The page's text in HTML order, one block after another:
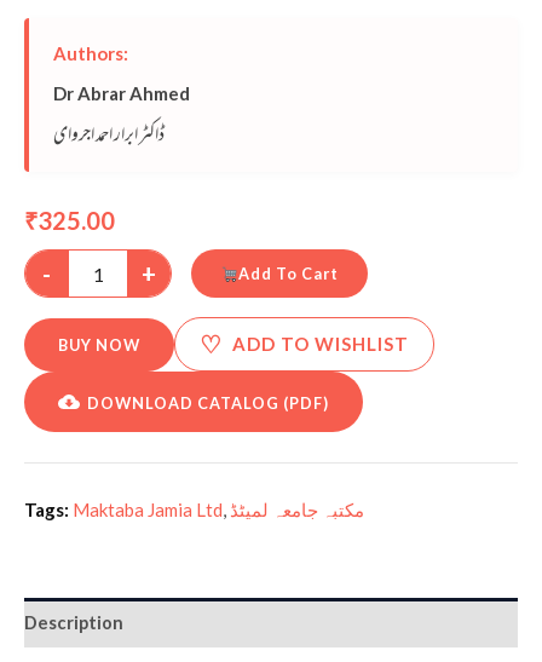
Authors:
Dr Abrar Ahmed
ڈاکٹر ابرار احمد اجروای
₹325.00
-
+ Add To Cart
BUY NOW ♡ ADD TO WISHLIST
DOWNLOAD CATALOG (PDF)
Tags: Maktaba Jamia Ltd, مکتبہ جامعہ لمیٹڈ
Description